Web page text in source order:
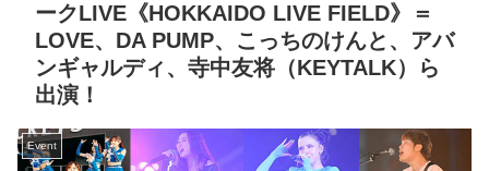
ークLIVE《HOKKAIDO LIVE FIELD》＝
LOVE、DA PUMP、こっちのけんと、アバ
ンギャルディ、寺中友将（KEYTALK）ら
出演！
Event